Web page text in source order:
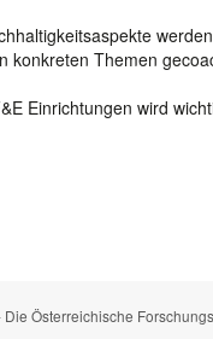
konkreten Themen
Einrichtungen wird
Österreichische